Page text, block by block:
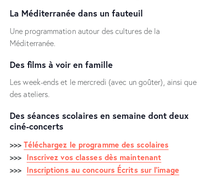
La Méditerranée dans un fauteuil
Une programmation autour des cultures de la
Méditerranée.
Des films à voir en famille
Les week-ends et le mercredi (avec un goûter), ainsi que
des ateliers.
Des séances scolaires en semaine dont deux
ciné-concerts
>>>Téléchargez le programme des scolaires
>>> Inscrivez vos classes dès maintenant
>>> Inscriptions au concours Écrits sur l’image